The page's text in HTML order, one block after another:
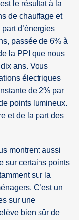
le résultat à la
de chauffage et
d’énergies
passée de 6% à
la PPI que nous
ans. Vous
électriques
de 2% par
points lumineux.
et de la part des
montrent aussi
sur certains points
sur la
C’est un
sur une
bien sûr de